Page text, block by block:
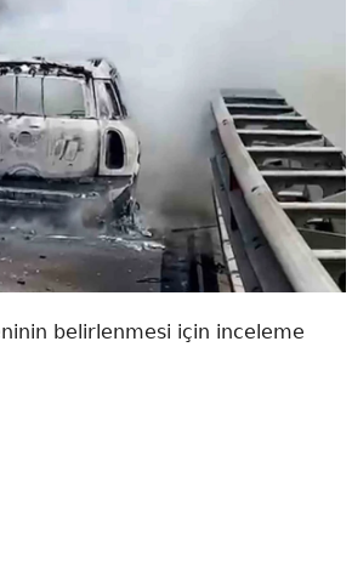
belirlenmesi için inceleme